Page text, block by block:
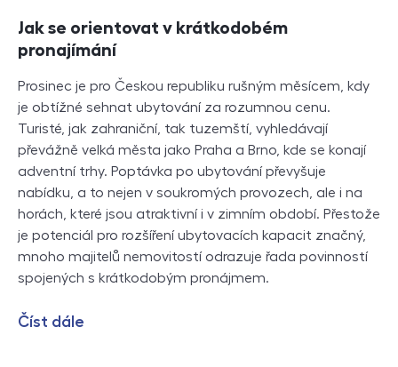
Jak se orientovat v krátkodobém
pronajímání
Prosinec je pro Českou republiku rušným měsícem, kdy
je obtížné sehnat ubytování za rozumnou cenu.
Turisté, jak zahraniční, tak tuzemští, vyhledávají
převážně velká města jako Praha a Brno, kde se konají
adventní trhy. Poptávka po ubytování převyšuje
nabídku, a to nejen v soukromých provozech, ale i na
horách, které jsou atraktivní i v zimním období. Přestože
je potenciál pro rozšíření ubytovacích kapacit značný,
mnoho majitelů nemovitostí odrazuje řada povinností
spojených s krátkodobým pronájmem.
Číst dále